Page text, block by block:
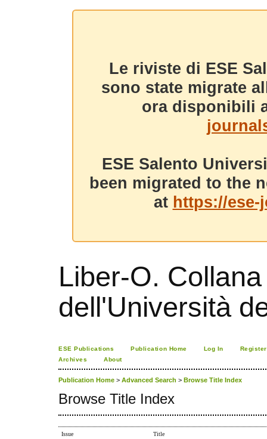
Le riviste di ESE
sono state migrate
ora disponibili
ESE Salento
been migrated to the
at https://
Liber-O.
dell'Università
ESE Publications Publication Home Log In
Register
Archives
About
Publication Home > Advanced Search > Browse Title Index
Browse Title Index
Issue Title